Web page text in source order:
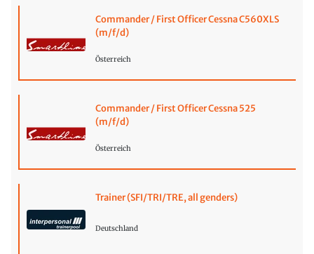
Commander / First Officer Cessna C560XLS
(m/f/d)
Österreich
Commander / First Officer Cessna 525
(m/f/d)
Österreich
Trainer (SFI/TRI/TRE, all genders)
Deutschland